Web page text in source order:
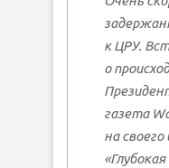
к ЦРУ.
о
газета
на